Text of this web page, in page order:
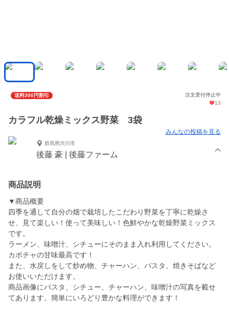
送料300円割引
注文受付停止中
13
カラフル乾燥ミックス野菜 3袋
みんなの投稿を見る
群馬県渋川市
後藤 豪 | 後藤ファーム
商品説明
▼商品概要
四季を通して自分の畑で栽培したこだわり野菜を丁寧に乾燥さ
せ、見て楽しい！使って美味しい！色鮮やかな乾燥野菜ミックス
です。
ラーメン、味噌汁、シチューにそのまま入れ利用してください。
カボチャの甘味最高です！
また、水戻しをして炒め物、チャーハン、パスタ、焼きそばなど
お使いいただけます。
商品画像にパスタ、シチュー、チャーハン、味噌汁の写真を載せ
てあります。簡単にいろどり豊かな料理ができます！